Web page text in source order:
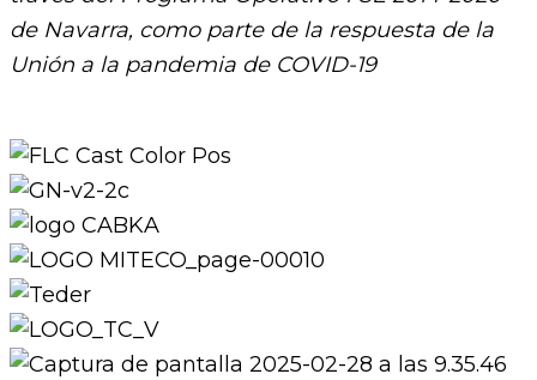
de Navarra, como parte de la respuesta de la
Unión a la pandemia de COVID-19